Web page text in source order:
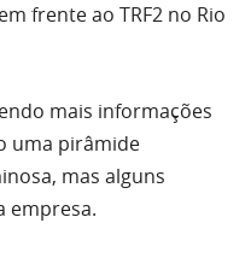
frente ao TRF2 no Rio
mais informações
uma pirâmide
mas alguns
empresa.